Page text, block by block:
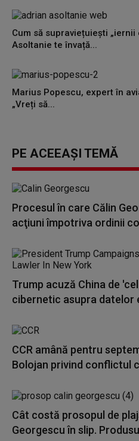
Cum să supraviețuiești
Asoltanie te învață...
Marius Popescu, expert în
„Vreți să...
PE ACEEAȘI TEMĂ
Procesul în care Călin
acţiuni împotriva ordinii
Trump acuză China de
cibernetic asupra datelor
CCR amână pentru
Bolojan privind conflictul
Cât costă prosopul de
Georgescu în slip.